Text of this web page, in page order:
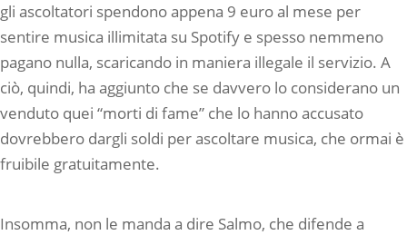
gli ascoltatori spendono appena 9 euro al mese per
sentire musica illimitata su Spotify e spesso nemmeno
pagano nulla, scaricando in maniera illegale il servizio. A
ciò, quindi, ha aggiunto che se davvero lo considerano un
venduto quei “morti di fame” che lo hanno accusato
dovrebbero dargli soldi per ascoltare musica, che ormai è
fruibile gratuitamente.
Insomma, non le manda a dire Salmo, che difende a